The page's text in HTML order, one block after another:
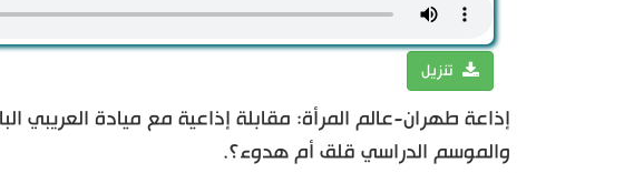
تنزيل
إذاعة طهران-عالم المرأة: مقابلة إذاعية مع ميادة العريبي
والموسم الدراسي قلق أم هدوء؟.